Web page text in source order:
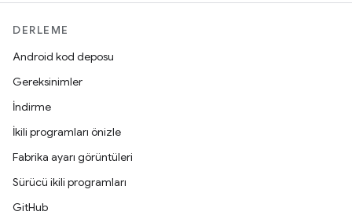
DERLEME
Android kod deposu
Gereksinimler
İndirme
İkili programları önizle
Fabrika ayarı görüntüleri
Sürücü ikili programları
GitHub